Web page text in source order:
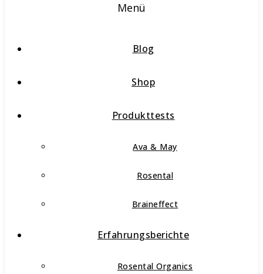
Menü
Blog
Shop
Produkttests
Ava & May
Rosental
Braineffect
Erfahrungsberichte
Rosental Organics